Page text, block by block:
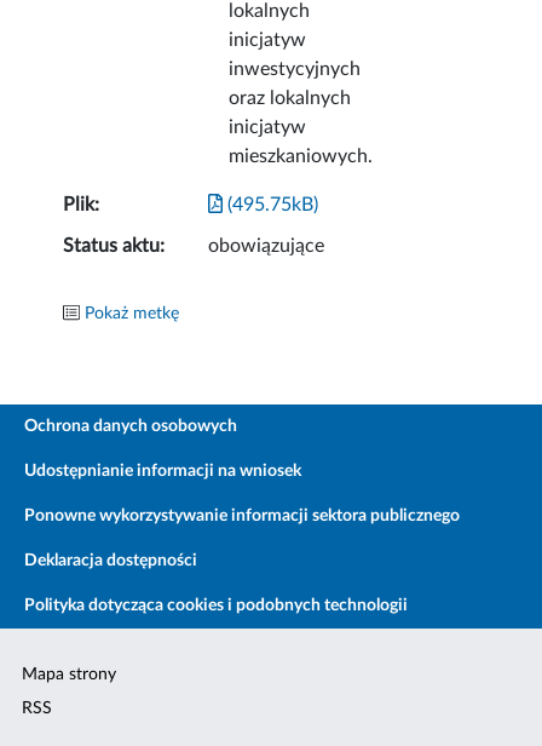
lokalnych
inicjatyw
inwestycyjnych
oraz lokalnych
inicjatyw
mieszkaniowych.
Plik: (495.75kB)
Status aktu: obowiązujące
Pokaż metkę
Ochrona danych osobowych
Udostępnianie informacji na wniosek
Ponowne wykorzystywanie informacji sektora publicznego
Deklaracja dostępności
Polityka dotycząca cookies i podobnych technologii
Mapa strony
RSS